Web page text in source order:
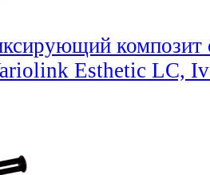
композит
Esthetic LC,